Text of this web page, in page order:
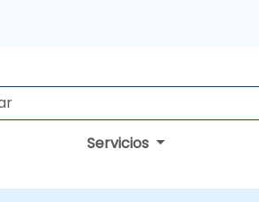
Servicios